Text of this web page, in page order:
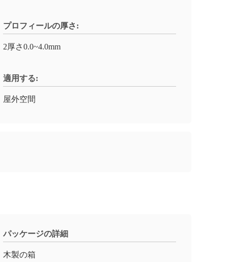
プロフィールの厚さ:
2厚さ0.0~4.0mm
適用する:
屋外空間
パッケージの詳細
木製の箱